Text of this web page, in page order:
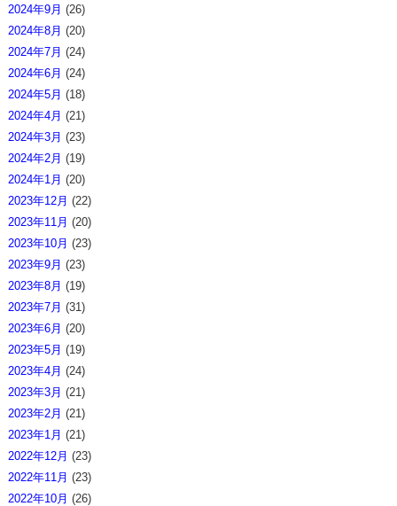
2024年9月 (26)
2024年8月 (20)
2024年7月 (24)
2024年6月 (24)
2024年5月 (18)
2024年4月 (21)
2024年3月 (23)
2024年2月 (19)
2024年1月 (20)
2023年12月 (22)
2023年11月 (20)
2023年10月 (23)
2023年9月 (23)
2023年8月 (19)
2023年7月 (31)
2023年6月 (20)
2023年5月 (19)
2023年4月 (24)
2023年3月 (21)
2023年2月 (21)
2023年1月 (21)
2022年12月 (23)
2022年11月 (23)
2022年10月 (26)